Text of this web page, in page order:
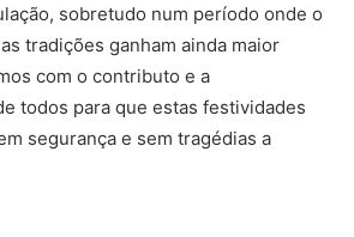
sobretudo num período onde o
tradições ganham ainda maior
com o contributo e a
todos para que estas festividades
segurança e sem tragédias a